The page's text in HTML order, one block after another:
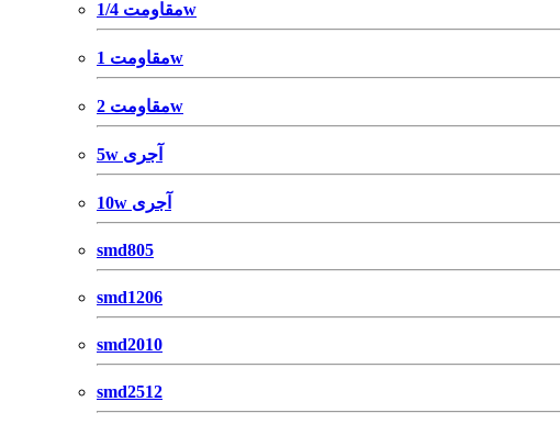
مقاومت 1/4w
مقاومت 1w
مقاومت 2w
5w آجری
10w آجری
smd805
smd1206
smd2010
smd2512